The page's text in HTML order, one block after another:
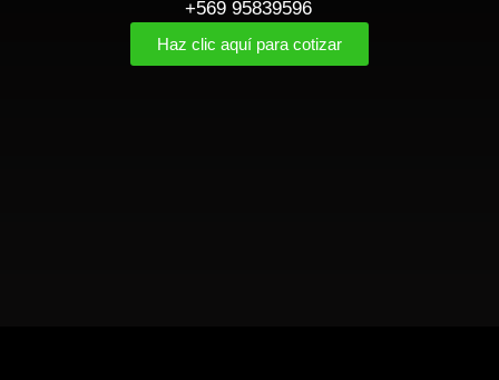
+569 95839596
Haz clic aquí para cotizar